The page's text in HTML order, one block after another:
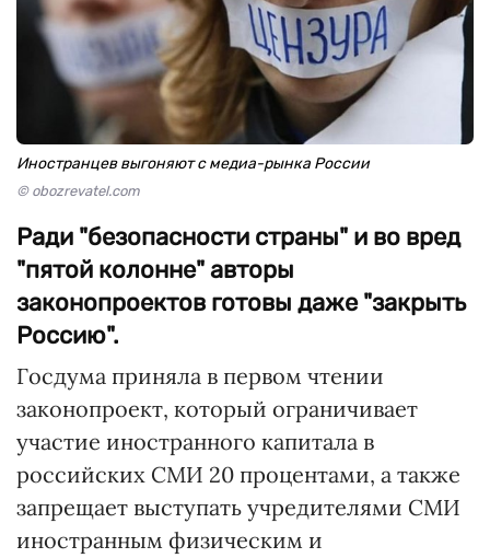
Иностранцев выгоняют с медиа-рынка России
© obozrevatel.com
Ради "безопасности страны" и во вред
"пятой колонне" авторы
законопроектов готовы даже "закрыть
Россию".
Госдума приняла в первом чтении
законопроект, который ограничивает
участие иностранного капитала в
российских СМИ 20 процентами, а также
запрещает выступать учредителями СМИ
иностранным физическим и